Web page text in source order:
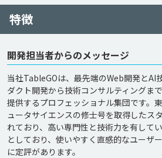
特徴
開発担当者からのメッセージ
当社TableGOは、最先端のWeb開発とAI
ダクト開発から技術コンサルティングま
提供するプロフェッショナル集団です。
ュータサイエンスの修士号を取得したス
れており、高い専門性と技術力を有して
としており、使いやすく直感的なユーザ
に定評があります。